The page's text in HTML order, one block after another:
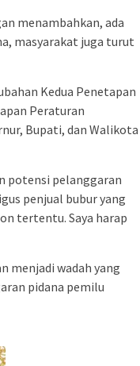
menambahkan, ada
masyarakat juga turut
Kedua Penetapan
Peraturan
Bupati, dan Walikota
potensi pelanggaran
penjual bubur yang
tertentu. Saya harap
menjadi wadah yang
pidana pemilu